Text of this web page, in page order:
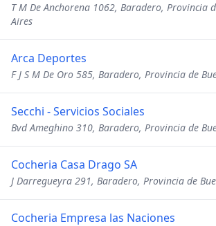
T M De Anchorena 1062, Baradero, Provincia
Aires
Arca Deportes
F J S M De Oro 585, Baradero, Provincia de
Secchi - Servicios Sociales
Bvd Ameghino 310, Baradero, Provincia de
Cocheria Casa Drago SA
J Darregueyra 291, Baradero, Provincia de
Cocheria Empresa las Naciones